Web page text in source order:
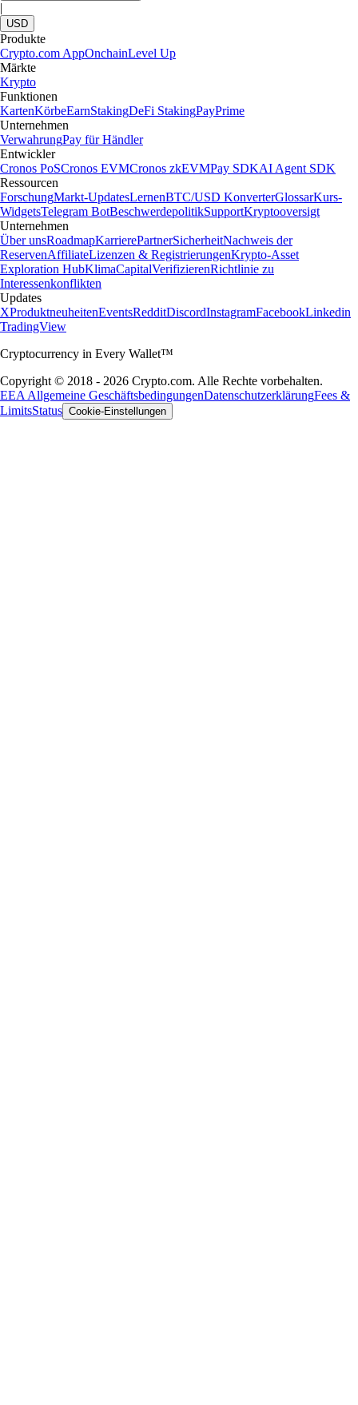
|
USD
Produkte
Crypto.com AppOnchainLevel Up
Märkte
Krypto
Funktionen
KartenKörbeEarnStakingDeFi StakingPayPrime
Unternehmen
VerwahrungPay für Händler
Entwickler
Cronos PoSCronos EVMCronos zkEVMPay SDKAI Agent SDK
Ressourcen
ForschungMarkt-UpdatesLernenBTC/USD KonverterGlossarKurs-
WidgetsTelegram BotBeschwerdepolitikSupportKryptooversigt
Unternehmen
Über unsRoadmapKarrierePartnerSicherheitNachweis der
ReservenAffiliateLizenzen & RegistrierungenKrypto-Asset
Exploration HubKlimaCapitalVerifizierenRichtlinie zu
Interessenkonflikten
Updates
XProduktneuheitenEventsRedditDiscordInstagramFacebookLinkedin
TradingView
Cryptocurrency in Every Wallet™
Copyright © 2018 - 2026 Crypto.com. Alle Rechte vorbehalten.
EEA Allgemeine GeschäftsbedingungenDatenschutzerklärungFees &
LimitsStatus Cookie-Einstellungen